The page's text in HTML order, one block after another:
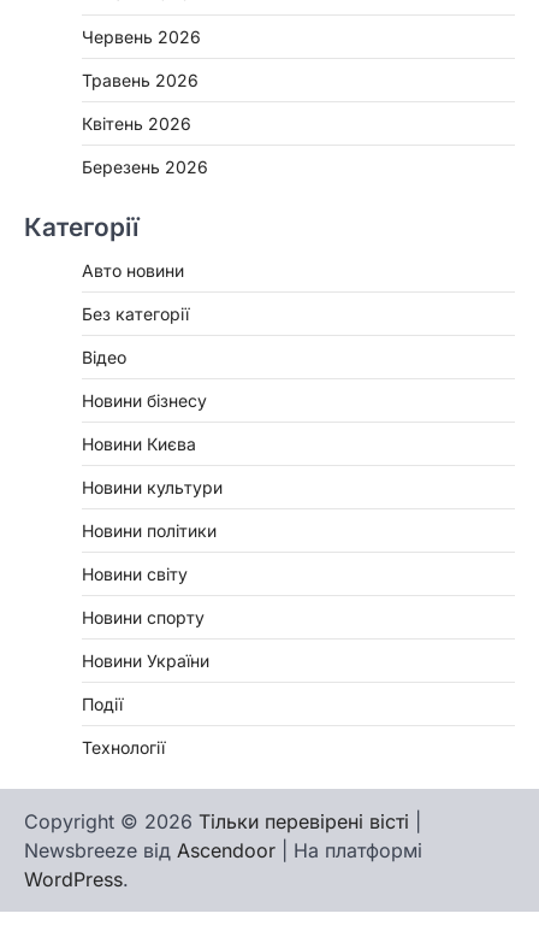
Червень 2026
Травень 2026
Квітень 2026
Березень 2026
Категорії
Авто новини
Без категорії
Відео
Новини бізнесу
Новини Києва
Новини культури
Новини політики
Новини світу
Новини спорту
Новини України
Події
Технології
Copyright © 2026 Тільки перевірені вісті
Newsbreeze від Ascendoor | На платформі
WordPress.